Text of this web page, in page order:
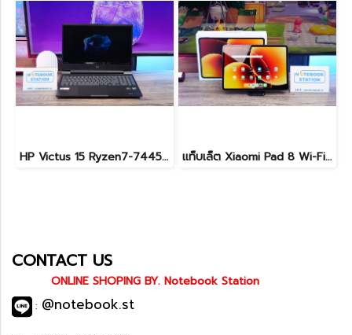
HP Victus 15 Ryzen7-7445HS RTX4050(6GB) Ram16 SSD512GB จอ15.6 FHD 144Hz เกมมิ่งสเปคสูง มีประกันศูนย์ เพียง 26,900.- แท็บเล็ต Xiaomi Pad 8 Wi-Fi (8+128GB) Gray ขนาด 11.2นิ้ว เครื่องสวยอุปกรณ์ครบกล่อง รีเซ็ตคืนค่าให้พร้อมใช้งาน ราคาสุดคุ้มเพียง 8,990.- ประกันศูนย์ยาว1ปีกว่า
CONTACT US
ONLINE SHOPING BY. Notebook Station
: @notebook.st